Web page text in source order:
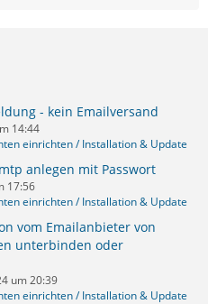
- kein Emailversand
14:44
einrichten / Installation & Update
anlegen mit Passwort
17:56
einrichten / Installation & Update
vom Emailanbieter von
unterbinden oder
um 20:39
einrichten / Installation & Update